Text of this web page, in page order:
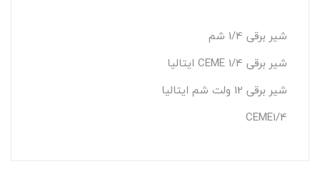
شیر برقی 1/4 شم
شیر برقی 1/4 CEME ایتالیا
شیر برقی 12 ولت شم ایتالیا
CEME1/4